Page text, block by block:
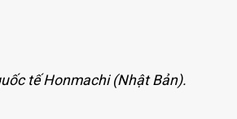
tế Honmachi (Nhật Bản).